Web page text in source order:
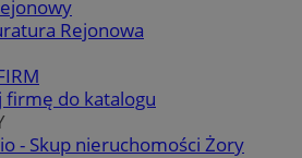
Rejonowa
firmę do katalogu
- Skup nieruchomości Żory